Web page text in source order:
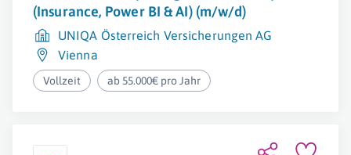
(Insurance, Power BI & AI) (m/w/d)
UNIQA Österreich Versicherungen AG
Vienna
Vollzeit ab 55.000€ pro Jahr